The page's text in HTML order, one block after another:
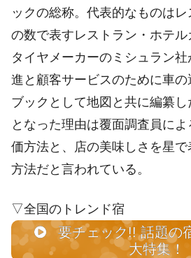
ックの総称。代表的なものは
の数で表すレストラン・ホテ
タイヤメーカーのミシュラン
進と顧客サービスのために車
ブックとして地図と共に編纂
となった理由は覆面調査員に
価方法と、店の美味しさを星
方法だと言われている。
▽全国のトレンド宿
要チェック!! 話題の
大特集！